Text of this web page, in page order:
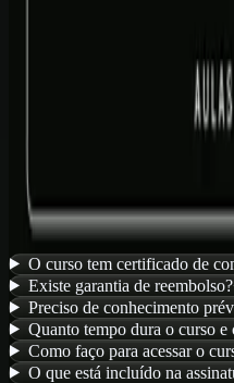
construindo com currículo,
Acesso pela
Dúvidas comuns
O curso tem certificado de
Existe garantia de reembolso?
Preciso de conhecimento
Quanto tempo dura o curso e
Como faço para acessar o
O que está incluído na